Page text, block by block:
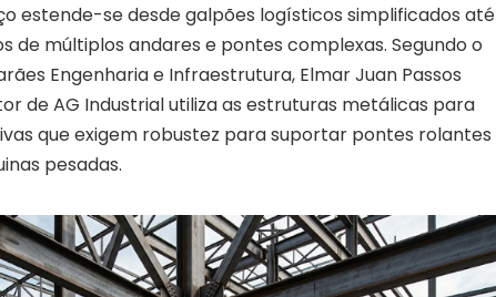
estende-se desde galpões logísticos simplificados até
de múltiplos andares e pontes complexas. Segundo o
Engenharia e Infraestrutura, Elmar Juan Passos
de AG Industrial utiliza as estruturas metálicas para
que exigem robustez para suportar pontes rolantes
pesadas.